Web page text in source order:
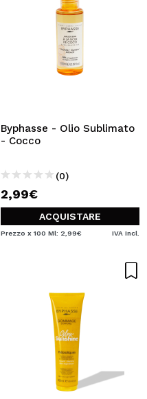
Byphasse - Olio Sublimato
- Cocco
(0)
2,99€
ACQUISTARE
Prezzo x 100 Ml: 2,99€ IVA Incl.